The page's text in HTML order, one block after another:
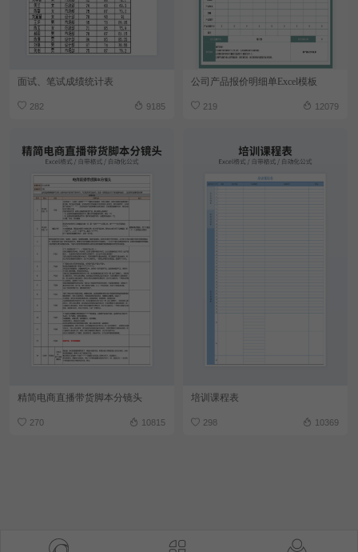
面试、笔试成绩统计表
282 9185
公司产品报价明细单Excel模板
219 12079
精简电商直播带货脚本分镜头
270 10815
培训课程表
298 10369